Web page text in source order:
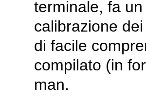
terminale, fa
calibrazione
di facile
compilato (in
man.